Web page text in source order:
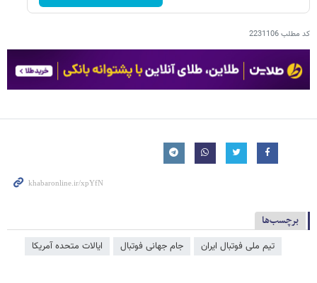
کد مطلب2231106
برچسب‌ها
تیم ملی فوتبال ایران جام جهانی فوتبال ایالات متحده آمریکا